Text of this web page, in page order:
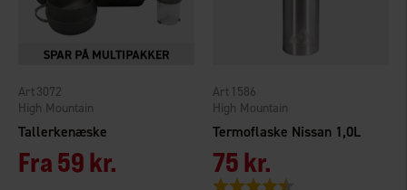
Tallerkenæske
High Mountain
3072
Fra59 kr.
Termoflaske Nissan 1,0L
High Mountain
1586
75 kr.
Vurdering: